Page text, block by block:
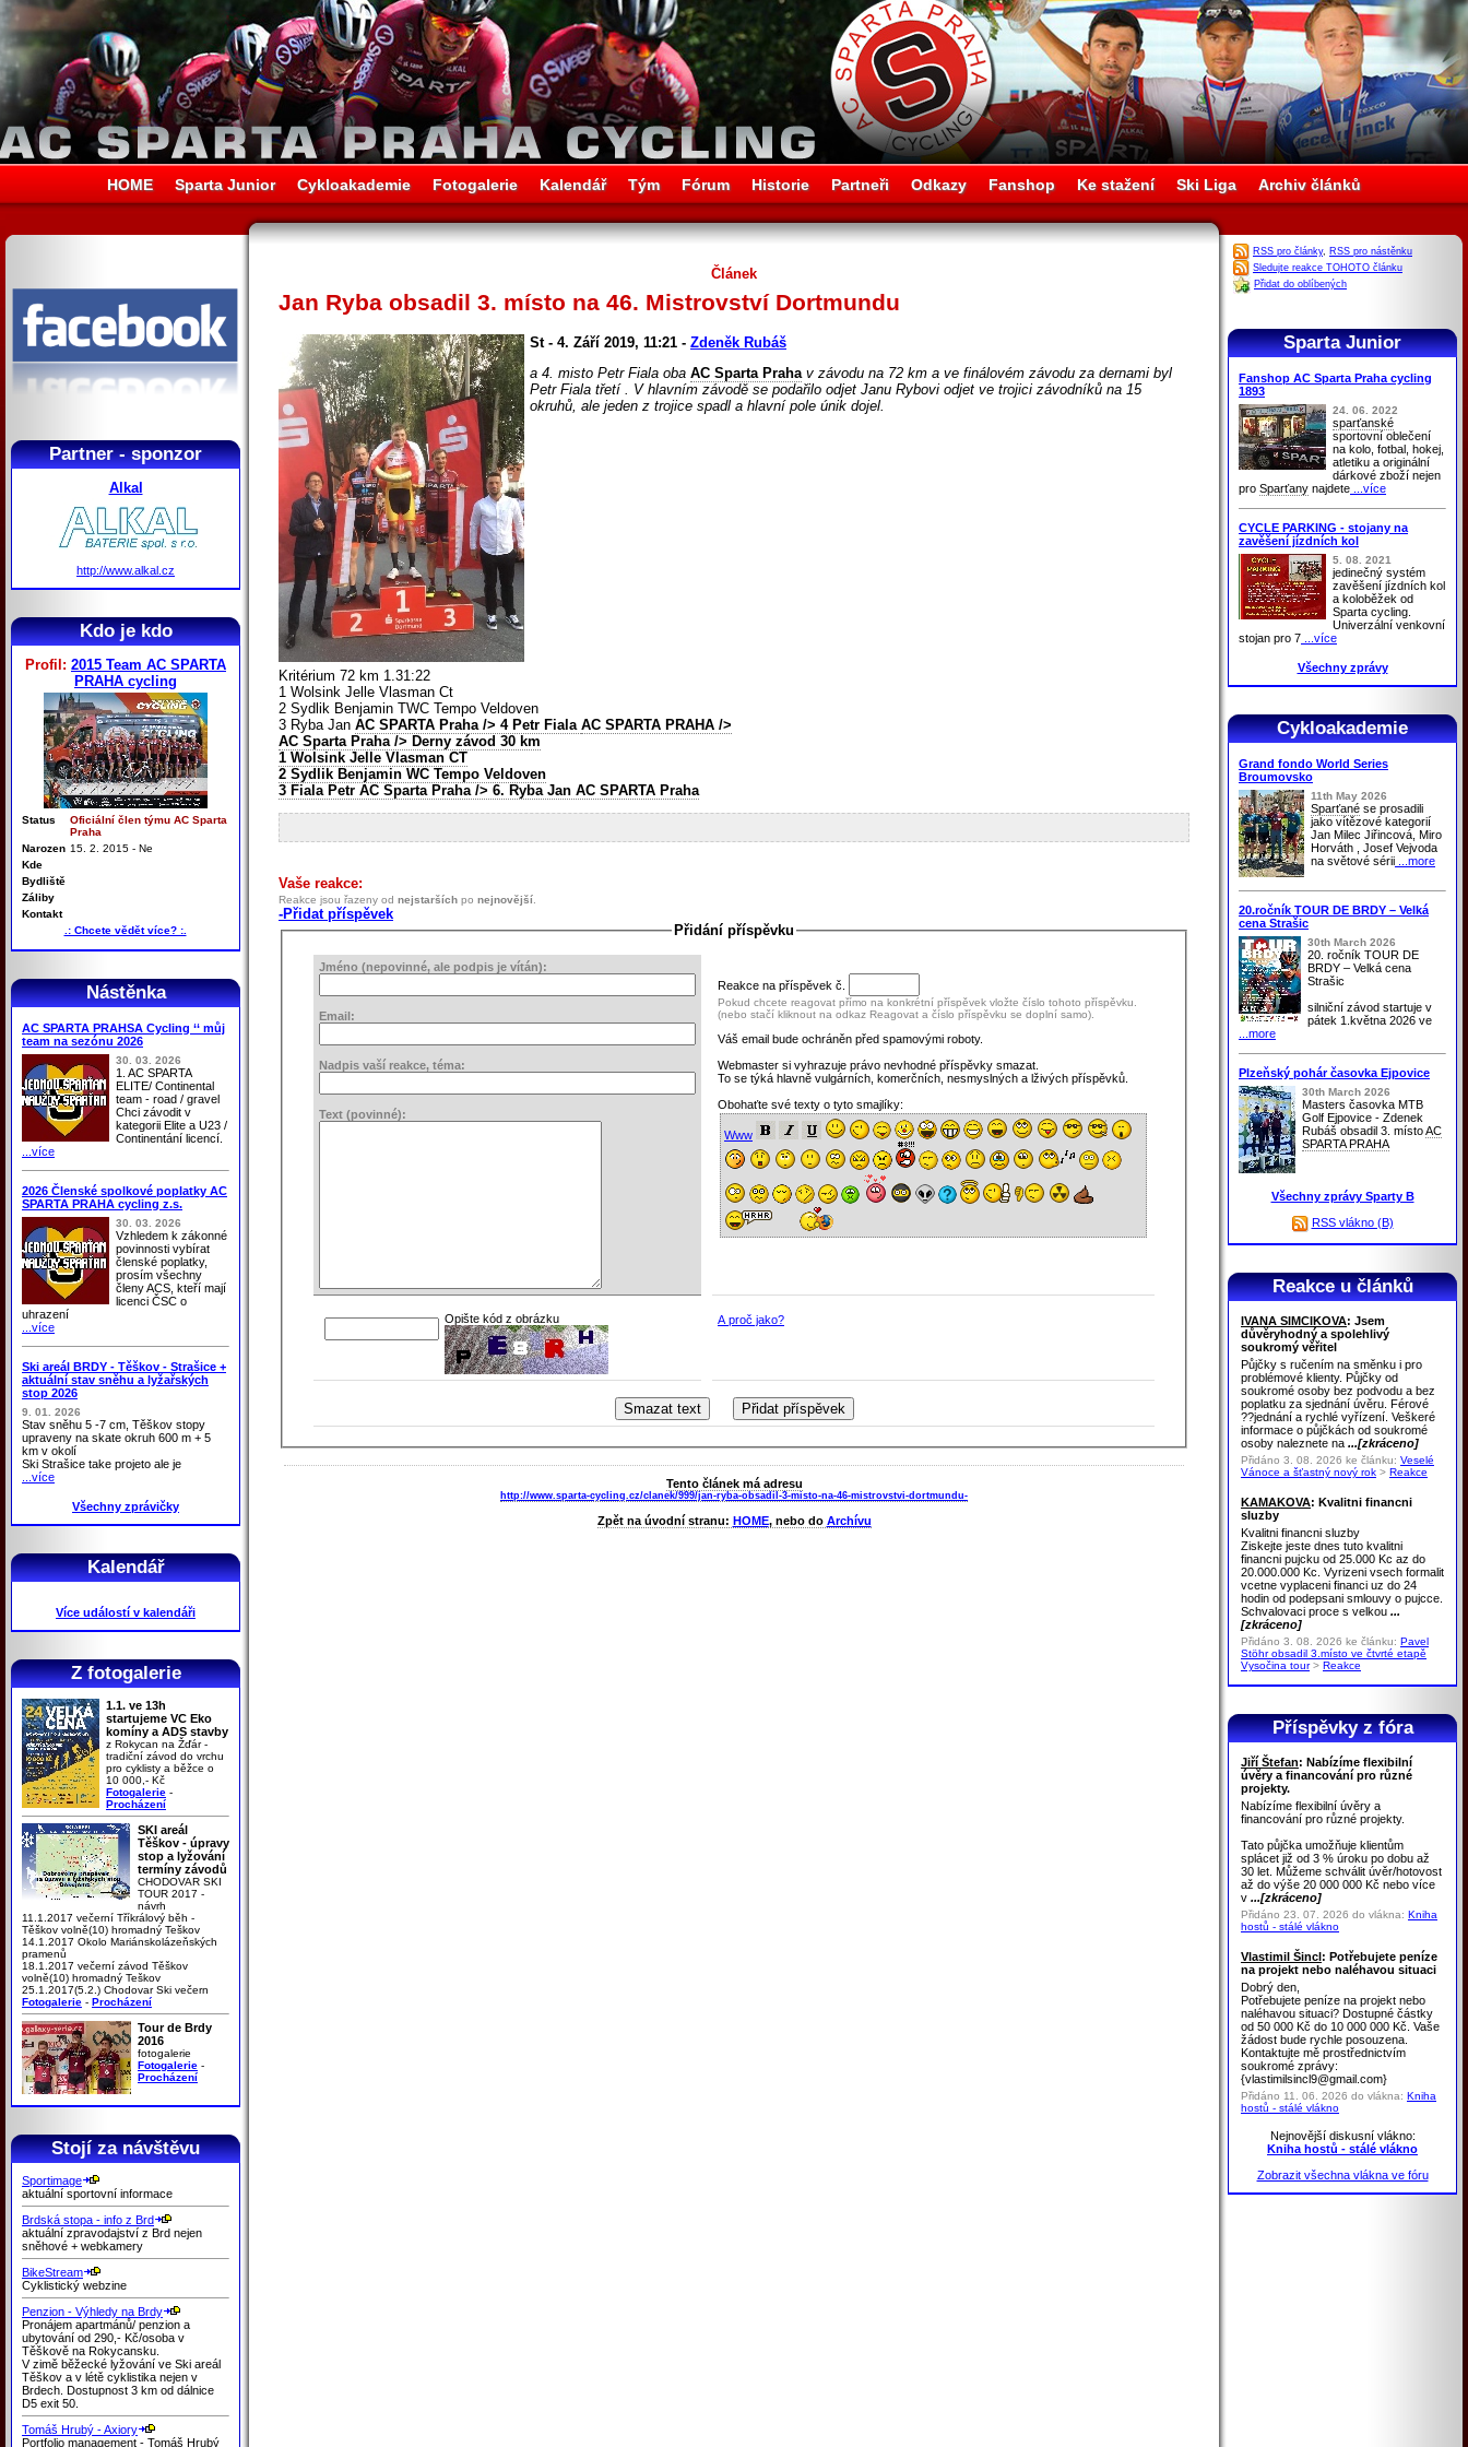
HOME Sparta Junior Cykloakademie Fotogalerie Kalendář Tým Fórum Historie Partneři Odkazy Fanshop Ke stažení Ski Liga Archiv článků
Partner - sponzor
Alkal
http://www.alkal.cz
Kdo je kdo
Profil: 2015 Team AC SPARTA
PRAHA cycling
Status
Oficiální člen týmu AC Sparta
Praha
Narozen 15. 2. 2015 - Ne
Kde
Bydliště
Záliby
Kontakt
.: Chcete vědět více? :.
Nástěnka
AC SPARTA PRAHSA Cycling ‘‘ můj
team na sezónu 2026
30. 03. 2026
1. AC SPARTA
ELITE/ Continental
team - road / gravel
Chci závodit v
kategorii Elite a U23 /
Continentání licencí.
...více
2026 Členské spolkové poplatky AC
SPARTA PRAHA cycling z.s.
30. 03. 2026
Vzhledem k zákonné
povinnosti vybírat
členské poplatky,
prosím všechny
členy ACS, kteří mají
licenci ČSC o
uhrazení
...více
Ski areál BRDY - Těškov - Strašice +
aktuální stav sněhu a lyžařských
stop 2026
9. 01. 2026
Stav sněhu 5 -7 cm, Těškov stopy
upraveny na skate okruh 600 m + 5
km v okolí
Ski Strašice take projeto ale je
...více
Všechny zprávičky
Kalendář
Více událostí v kalendáři
Z fotogalerie
1.1. ve 13h
startujeme VC Eko
komíny a ADS stavby
z Rokycan na Žďár -
tradiční závod do vrchu
pro cyklisty a běžce o
10 000,- Kč
Fotogalerie -
Procházení
SKI areál
Těškov - úpravy
stop a lyžování
termíny závodů
CHODOVAR SKI
TOUR 2017 -
návrh
11.1.2017 večerní Tříkrálový běh -
Těškov volně(10) hromadný Teškov
14.1.2017 Okolo Mariánskolázeňských
pramenů
18.1.2017 večerní závod Těškov
volně(10) hromadný Teškov
25.1.2017(5.2.) Chodovar Ski večern
Fotogalerie - Procházení
Tour de Brdy
2016
fotogalerie
Fotogalerie -
Procházení
Stojí za návštěvu
Sportimage
aktuální sportovní informace
Brdská stopa - info z Brd
aktuální zpravodajství z Brd nejen
sněhové + webkamery
BikeStream
Cyklistický webzine
Penzion - Výhledy na Brdy
Pronájem apartmánů/ penzion a
ubytování od 290,- Kč/osoba v
Těškově na Rokycansku.
V zimě běžecké lyžování ve Ski areál
Těškov a v létě cyklistika nejen v
Brdech. Dostupnost 3 km od dálnice
D5 exit 50.
Tomáš Hrubý - Axiory
Portfolio management - Tomáš Hrubý
Článek
Jan Ryba obsadil 3. místo na 46. Mistrovství Dortmundu
St - 4. Září 2019, 11:21 - Zdeněk Rubáš
a 4. misto Petr Fiala oba AC Sparta Prahav závodu na 72 km a ve finálovém závodu za dernami byl
Petr Fiala třetí . V hlavním závodě se podařilo odjet Janu Rybovi odjet ve trojici závodníků na 15
okruhů, ale jeden z trojice spadl a hlavní pole únik dojel.
Kritérium 72 km 1.31:22
1 Wolsink Jelle Vlasman Ct
2 Sydlik Benjamin TWC Tempo Veldoven
3 Ryba Jan AC SPARTA Praha/> 4 Petr Fiala AC SPARTA PRAHA />
AC Sparta Praha/> Derny závod 30 km
1 Wolsink Jelle Vlasman CT
2 Sydlik Benjamin WC Tempo Veldoven
3 Fiala Petr AC Sparta Praha/> 6. Ryba Jan AC SPARTA Praha
Vaše reakce:
Reakce jsou řazeny od nejstarších po nejnovější.
-Přidat příspěvek
Přidání příspěvku
Jméno (nepovinné, ale podpis je vítán):
Email:
Nadpis vaší reakce, téma:
Text (povinné):
Reakce na příspěvek č.
Pokud chcete reagovat přímo na konkrétní příspěvek vložte číslo tohoto příspěvku.
(nebo stačí kliknout na odkaz Reagovat a číslo příspěvku se doplní samo).
Váš email bude ochráněn před spamovými roboty.
Webmaster si vyhrazuje právo nevhodné příspěvky smazat.
To se týká hlavně vulgárních, komerčních, nesmyslných a lživých příspěvků.
Obohaťte své texty o tyto smajlíky:
Www
Opište kód z obrázku A proč jako?
Tento článek má adresu
http://www.sparta-cycling.cz/clanek/999/jan-ryba-obsadil-3-misto-na-46-mistrovstvi-dortmundu-
Zpět na úvodní stranu: HOME, nebo do Archívu
RSS pro články, RSS pro nástěnku
Sledujte reakce TOHOTO článku
Přidat do oblíbených
Sparta Junior
Fanshop AC Sparta Praha cycling
1893
24. 06. 2022
sparťanské
sportovní oblečení
na kolo, fotbal, hokej,
atletiku a originální
dárkové zboží nejen
pro Sparťany najdete ...více
CYCLE PARKING - stojany na
zavěšení jízdních kol
5. 08. 2021
jedinečný systém
zavěšení jízdních kol
a koloběžek od
Sparta cycling.
Univerzální venkovní
stojan pro 7 ...více
Všechny zprávy
Cykloakademie
Grand fondo World Series
Broumovsko
11th May 2026
Sparťané se prosadili
jako vítězové kategorií
Jan Milec Jiřincová, Miro
Horváth , Josef Vejvoda
na světové sérii ...more
20.ročník TOUR DE BRDY – Velká
cena Strašic
30th March 2026
20. ročník TOUR DE
BRDY – Velká cena
Strašic
silniční závod startuje v
pátek 1.května 2026 ve
...more
Plzeňský pohár časovka Ejpovice
30th March 2026
Masters časovka MTB
Golf Ejpovice - Zdenek
Rubáš obsadil 3. místoAC
SPARTA PRAHA
Všechny zprávy Sparty B
RSS vlákno (B)
Reakce u článků
IVANA SIMCIKOVA: Jsem
důvěryhodný a spolehlivý
soukromý věřitel
Půjčky s ručením na směnku i pro
problémové klienty. Půjčky od
soukromé osoby bez podvodu a bez
poplatku za sjednání úvěru. Férové
??jednání a rychlé vyřízení. Veškeré
informace o půjčkách od soukromé
osoby naleznete na ...[zkráceno]
Přidáno 3. 08. 2026 ke článku: Veselé
Vánoce a šťastný nový rok > Reakce
KAMAKOVA: Kvalitni financni
sluzby
Kvalitni financni sluzby
Ziskejte jeste dnes tuto kvalitni
financni pujcku od 25.000 Kc az do
20.000.000 Kc. Vyrizeni vsech formalit
vcetne vyplaceni financi uz do 24
hodin od podepsani smlouvy o pujcce.
Schvalovaci proce s velkou ...
[zkráceno]
Přidáno 3. 08. 2026 ke článku: Pavel
Stöhr obsadil 3.místo ve čtvrté etapě
Vysočina tour> Reakce
Příspěvky z fóra
Jiří Štefan: Nabízíme flexibilní
úvěry a financování pro různé
projekty.
Nabízíme flexibilní úvěry a
financování pro různé projekty.
Tato půjčka umožňuje klientům
splácet již od 3 % úroku po dobu až
30 let. Můžeme schválit úvěr/hotovost
až do výše 20 000 000 Kč nebo více
v ...[zkráceno]
Přidáno 23. 07. 2026 do vlákna: Kniha
hostů - stálé vlákno
Vlastimil Šincl: Potřebujete peníze
na projekt nebo naléhavou situaci
Dobrý den,
Potřebujete peníze na projekt nebo
naléhavou situaci? Dostupné částky
od 50 000 Kč do 10 000 000 Kč. Vaše
žádost bude rychle posouzena.
Kontaktujte mě prostřednictvím
soukromé zprávy:
{vlastimilsincl9@gmail.com}
Přidáno 11. 06. 2026 do vlákna: Kniha
hostů - stálé vlákno
Nejnovější diskusní vlákno:
Kniha hostů - stálé vlákno
Zobrazit všechna vlákna ve fóru